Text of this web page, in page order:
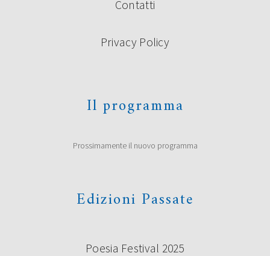
Contatti
Privacy Policy
Il programma
Prossimamente il nuovo programma
Edizioni Passate
Poesia Festival 2025